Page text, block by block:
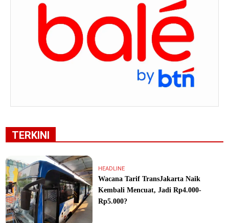
TERKINI
HEADLINE
Wacana Tarif TransJakarta Naik
Kembali Mencuat, Jadi Rp4.000-
Rp5.000?